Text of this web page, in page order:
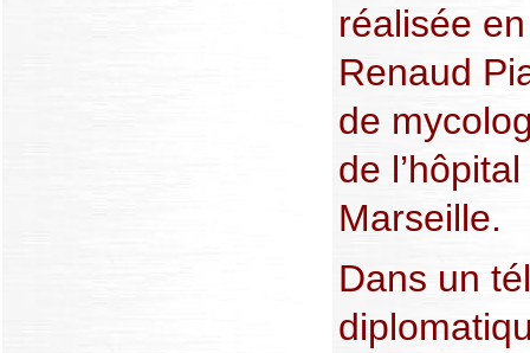
réalisée
Renaud
de
de
Marseille.
Dans un